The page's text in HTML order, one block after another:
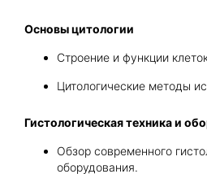
Основы цитологии
Строение и функции
Цитологические методы
Гистологическая техника и
Обзор современного
оборудования.